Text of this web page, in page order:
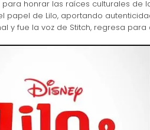
honrar las raíces culturales de
papel de Lilo, aportando
y fue la voz de Stitch, regresa